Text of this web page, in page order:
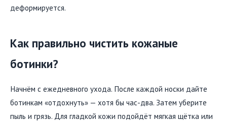
деформируется.
Как правильно чистить кожаные
ботинки?
Начнём с ежедневного ухода. После каждой носки дайте
ботинкам «отдохнуть» — хотя бы час-два. Затем уберите
пыль и грязь. Для гладкой кожи подойдёт мягкая щётка или